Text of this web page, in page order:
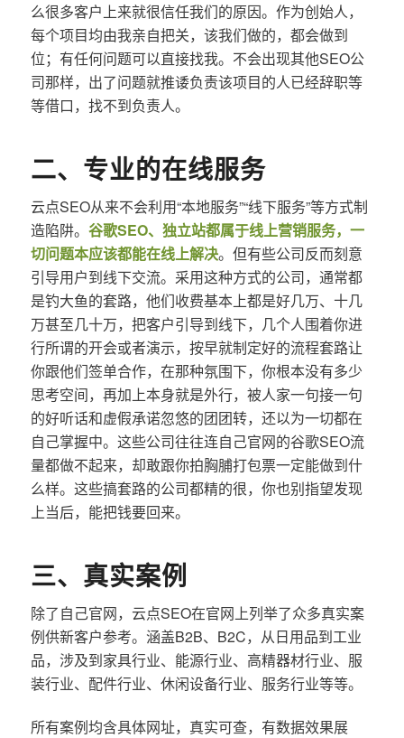
么很多客户上来就很信任我们的原因。作为创始人，
每个项目均由我亲自把关，该我们做的，都会做到
位；有任何问题可以直接找我。不会出现其他SEO公
司那样，出了问题就推诿负责该项目的人已经辞职等
等借口，找不到负责人。
二、专业的在线服务
云点SEO从来不会利用“本地服务”“线下服务”等方式制
造陷阱。 谷歌SEO、独立站都属于线上营销服务，一
切问题本应该都能在线上解决。但有些公司反而刻意
引导用户到线下交流。采用这种方式的公司，通常都
是钓大鱼的套路，他们收费基本上都是好几万、十几
万甚至几十万，把客户引导到线下，几个人围着你进
行所谓的开会或者演示，按早就制定好的流程套路让
你跟他们签单合作，在那种氛围下，你根本没有多少
思考空间，再加上本身就是外行，被人家一句接一句
的好听话和虚假承诺忽悠的团团转，还以为一切都在
自己掌握中。这些公司往往连自己官网的谷歌SEO流
量都做不起来，却敢跟你拍胸脯打包票一定能做到什
么样。这些搞套路的公司都精的很，你也别指望发现
上当后，能把钱要回来。
三、真实案例
除了自己官网，云点SEO在官网上列举了众多真实案
例供新客户参考。涵盖B2B、B2C，从日用品到工业
品，涉及到家具行业、能源行业、高精器材行业、服
装行业、配件行业、休闲设备行业、服务行业等等。
所有案例均含具体网址，真实可查，有数据效果展